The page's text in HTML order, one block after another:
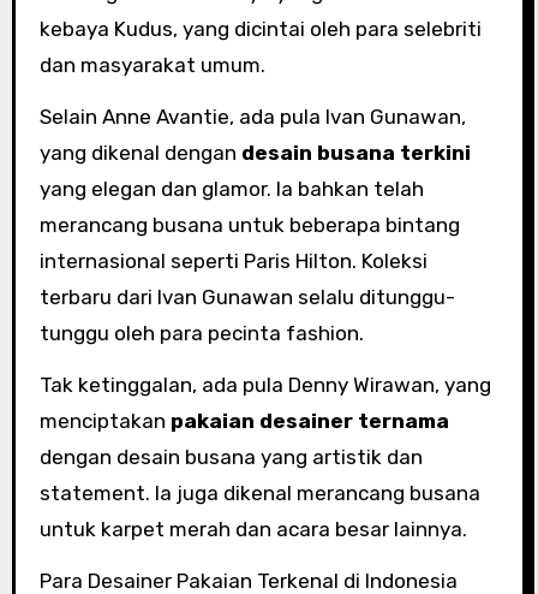
kebaya Kudus, yang dicintai oleh para selebriti
dan masyarakat umum.
Selain Anne Avantie, ada pula Ivan Gunawan,
yang dikenal dengan desain busana terkini
yang elegan dan glamor. Ia bahkan telah
merancang busana untuk beberapa bintang
internasional seperti Paris Hilton. Koleksi
terbaru dari Ivan Gunawan selalu ditunggu-
tunggu oleh para pecinta fashion.
Tak ketinggalan, ada pula Denny Wirawan, yang
menciptakan pakaian desainer ternama
dengan desain busana yang artistik dan
statement. Ia juga dikenal merancang busana
untuk karpet merah dan acara besar lainnya.
Para Desainer Pakaian Terkenal di Indonesia